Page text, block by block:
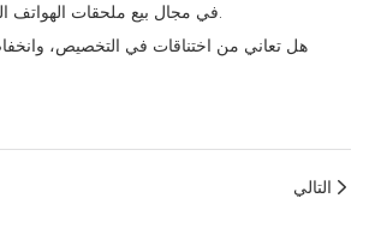
في مجال بيع ملحقات الهواتف المحمولة الآلية بالتجزئة.
التالي